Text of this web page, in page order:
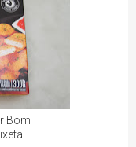
Bom